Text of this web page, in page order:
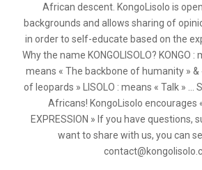
African descent. KongoLisolo is
backgrounds and allows sharing of
in order to self-educate based on the
Why the name KONGOLISOLO? KONGO :
means « The backbone of humanity »
of leopards » LISOLO : means « Talk » ...
Africans! KongoLisolo encourages «
EXPRESSION » If you have questions,
want to share with us, you can